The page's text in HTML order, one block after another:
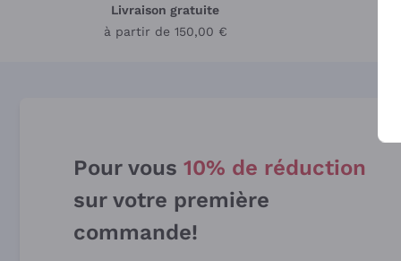
Livraison gratuite
à partir de 150,00 €
Pour vous 10% de réduction
sur votre première
commande!